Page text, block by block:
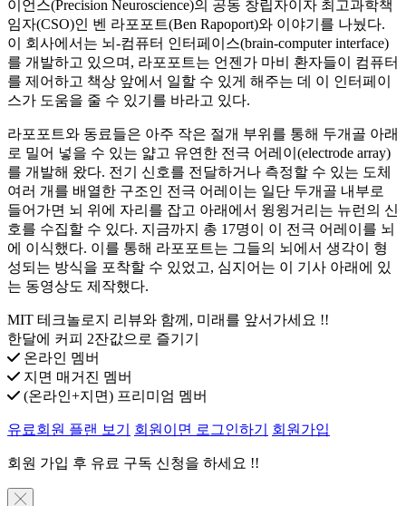
이언스(Precision Neuroscience)의 공동 창립자이자 최고과학책
임자(CSO)인 벤 라포포트(Ben Rapoport)와 이야기를 나눴다.
이 회사에서는 뇌-컴퓨터 인터페이스(brain-computer interface)
를 개발하고 있으며, 라포포트는 언젠가 마비 환자들이 컴퓨터
를 제어하고 책상 앞에서 일할 수 있게 해주는 데 이 인터페이
스가 도움을 줄 수 있기를 바라고 있다.
라포포트와 동료들은 아주 작은 절개 부위를 통해 두개골 아래
로 밀어 넣을 수 있는 얇고 유연한 전극 어레이(electrode array)
를 개발해 왔다. 전기 신호를 전달하거나 측정할 수 있는 도체
여러 개를 배열한 구조인 전극 어레이는 일단 두개골 내부로
들어가면 뇌 위에 자리를 잡고 아래에서 윙윙거리는 뉴런의 신
호를 수집할 수 있다. 지금까지 총 17명이 이 전극 어레이를 뇌
에 이식했다. 이를 통해 라포포트는 그들의 뇌에서 생각이 형
성되는 방식을 포착할 수 있었고, 심지어는 이 기사 아래에 있
는 동영상도 제작했다.
MIT 테크놀로지 리뷰와 함께, 미래를 앞서가세요 !!
한달에 커피 2잔값으로 즐기기
온라인 멤버
지면 매거진 멤버
(온라인+지면) 프리미엄 멤버
유료회원 플랜 보기 회원이면 로그인하기 회원가입
회원 가입 후 유료 구독 신청을 하세요 !!
╳